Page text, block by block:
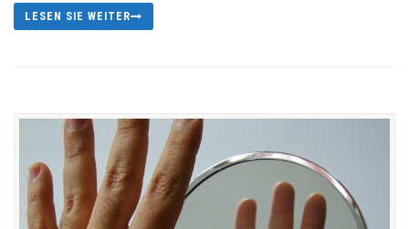
LESEN SIE WEITER